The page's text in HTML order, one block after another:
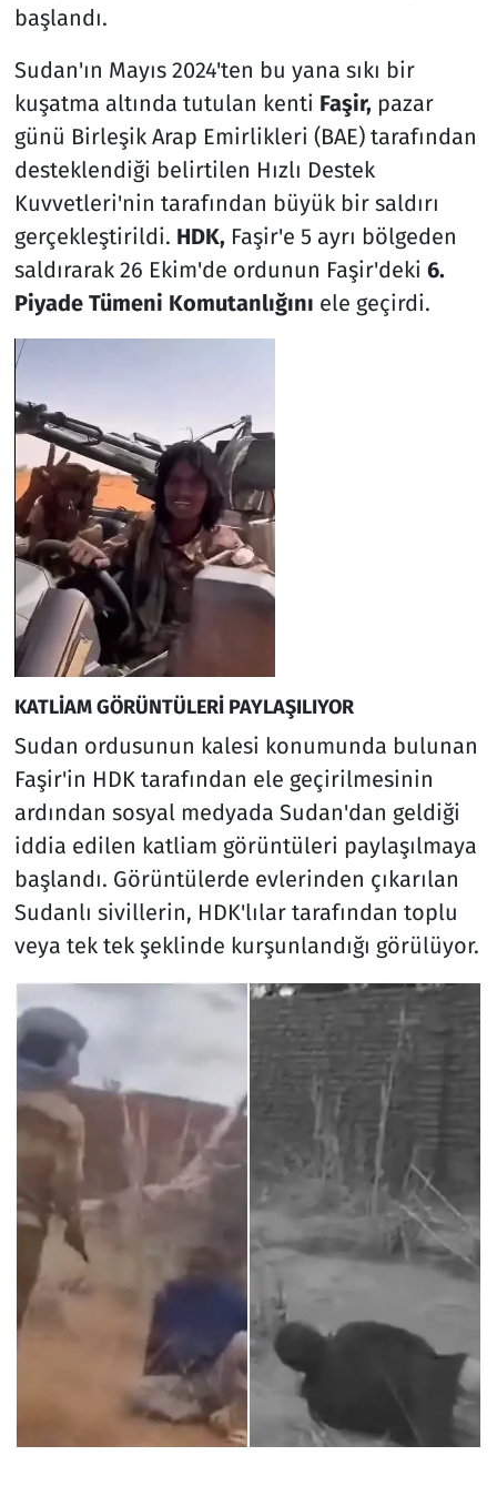
başlandı.
Sudan'ın Mayıs 2024'ten bu yana sıkı bir
kuşatma altında tutulan kenti Faşir,pazar
günü Birleşik Arap Emirlikleri (BAE) tarafından
desteklendiği belirtilen Hızlı Destek
Kuvvetleri'nin tarafından büyük bir saldırı
gerçekleştirildi. HDK,Faşir'e 5 ayrı bölgeden
saldırarak 26 Ekim'de ordunun Faşir'deki 6.
Piyade Tümeni Komutanlığını ele geçirdi.
KATLİAM GÖRÜNTÜLERİ PAYLAŞILIYOR
Sudan ordusunun kalesi konumunda bulunan
Faşir'in HDK tarafından ele geçirilmesinin
ardından sosyal medyada Sudan'dan geldiği
iddia edilen katliam görüntüleri paylaşılmaya
başlandı. Görüntülerde evlerinden çıkarılan
Sudanlı sivillerin, HDK'lılar tarafından toplu
veya tek tek şeklinde kurşunlandığı görülüyor.